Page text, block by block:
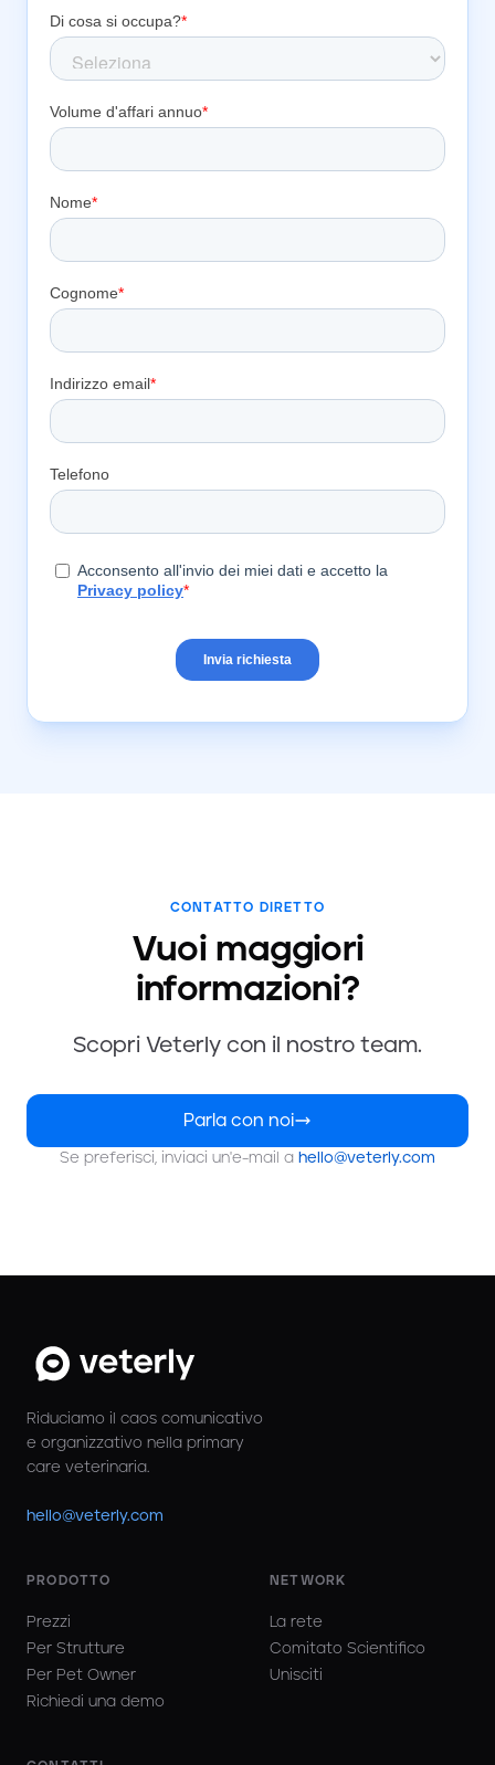
CONTATTO DIRETTO
Vuoi maggiori
informazioni?
Scopri Veterly con il nostro team.
Parla con noi
Se preferisci, inviaci un'e-mail a hello@veterly.com
Riduciamo il caos comunicativo
e organizzativo nella primary
care veterinaria.
hello@veterly.com
PRODOTTO
Prezzi
Per Strutture
Per Pet Owner
Richiedi una demo
NETWORK
La rete
Comitato Scientifico
Unisciti